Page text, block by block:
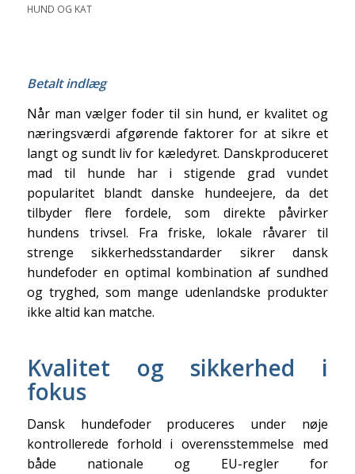
HUND OG KAT
Betalt indlæg
Når man vælger foder til sin hund, er kvalitet og
næringsværdi afgørende faktorer for at sikre et
langt og sundt liv for kæledyret. Danskproduceret
mad til hunde har i stigende grad vundet
popularitet blandt danske hundeejere, da det
tilbyder flere fordele, som direkte påvirker
hundens trivsel. Fra friske, lokale råvarer til
strenge sikkerhedsstandarder sikrer dansk
hundefoder en optimal kombination af sundhed
og tryghed, som mange udenlandske produkter
ikke altid kan matche.
Kvalitet og sikkerhed i
fokus
Dansk hundefoder produceres under nøje
kontrollerede forhold i overensstemmelse med
både nationale og EU-regler for